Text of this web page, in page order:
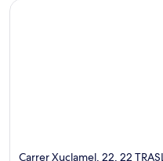
Carrer Xuclamel, 22, 22